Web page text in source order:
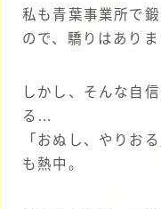
私も青葉事業所で
ので、驕りはありま
しかし、そんな自
る…
「おぬし、やりお
も熱中。